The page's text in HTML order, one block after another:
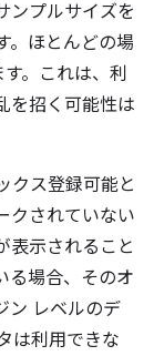
ンプルサイズを
。ほとんどの場
。これは、利
を招く可能性は
クス登録可能と
クされていない
表示されること
る場合、そのオ
ン レベルのデ
は利用できな